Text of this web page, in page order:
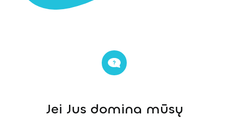
Jei Jus domina mūsų